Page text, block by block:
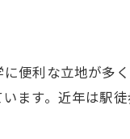
た不動産購入術
ためのステップ解
便利な立地が多
ます。近年は駅